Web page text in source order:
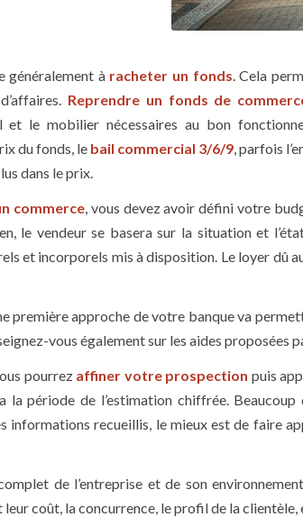
généralement à racheter un fonds. Cela
Reprendre un fonds de
et le mobilier nécessaires au bon
du fonds, le bail commercial 3/6/9, parfois
dans le prix.
commerce, vous devez avoir défini votre
le vendeur se basera sur la situation et
et incorporels mis à disposition. Le loyer dû
première approche de votre banque va
vous également sur les aides proposées
pourrez affiner votre prospection puis
la période de l’estimation chiffrée.
informations recueillis, le mieux est de faire
de l’entreprise et de son
coût, la concurrence, le profil de la clientèle,